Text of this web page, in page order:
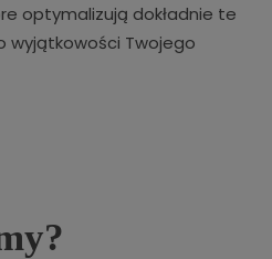
optymalizują dokładnie te
wyjątkowości Twojego